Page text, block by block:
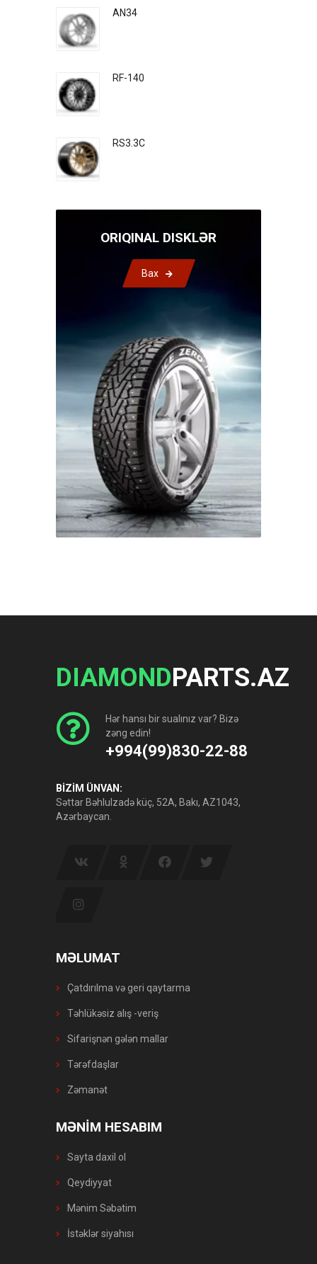
AN34
RF-140
RS3.3C
ORIQINAL DISKLƏR
Bax
DIAMONDPARTS.AZ
Hər hansı bir sualınız var? Bizə
zəng edin!
+994(99)830-22-88
BİZİM ÜNVAN:
Səttar Bəhlulzadə küç, 52A, Bakı, AZ1043,
Azərbaycan.
MƏLUMAT
Çatdırılma və geri qaytarma
Təhlükəsiz alış -veriş
Sifarişnən gələn mallar
Tərəfdaşlar
Zəmanət
MƏNİM HESABIM
Sayta daxil ol
Qeydiyyat
Mənim Səbətim
İstəklər siyahısı